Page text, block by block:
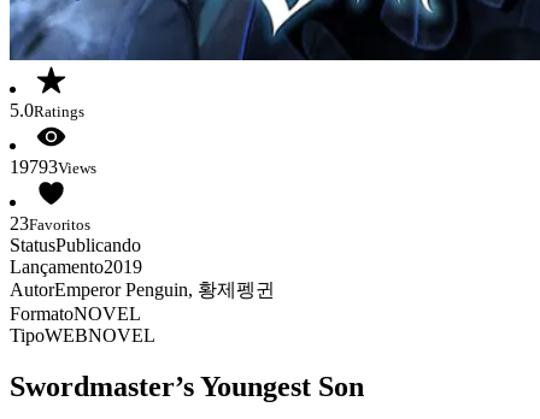
5.0Ratings
19793Views
23Favoritos
StatusPublicando
Lançamento2019
AutorEmperor Penguin, 황제펭귄
FormatoNOVEL
TipoWEBNOVEL
Swordmaster’s Youngest Son